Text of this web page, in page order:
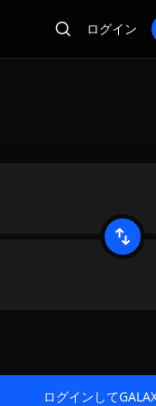
ログイン
ログインして